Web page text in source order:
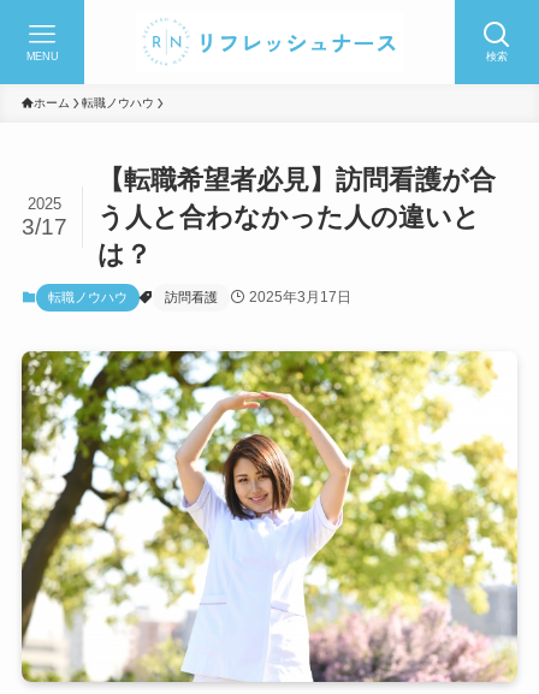
検索
MENU
ホーム 転職ノウハウ
【転職希望者必見】訪問看護が合
う人と合わなかった人の違いと
は？
2025
3/17
転職ノウハウ 訪問看護 2025年3月17日